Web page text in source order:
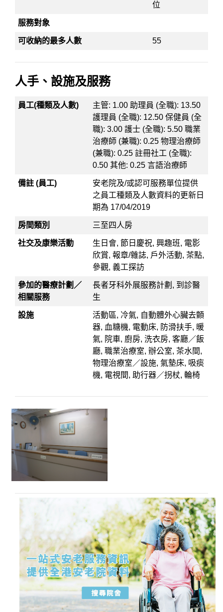
位
服務對象
可收納的最多人數 55
人手、設施及服務
員工(種類及人數)
主管: 1.00 助理員 (全職): 13.50
護理員 (全職): 12.50 保健員 (全
職): 3.00 護士 (全職): 5.50 職業
治療師 (兼職): 0.25 物理治療師
(兼職): 0.25 註冊社工 (全職):
0.50 其他: 0.25 言語治療師
備註 (員工)
安老院及/或認可服務單位提供
之員工種類及人數資料的更新日
期為 17/04/2019
房間類別 三至四人房
社交及康樂活動
生日會, 節日慶祝, 興趣班, 電影
欣賞, 報章/雜誌, 戶外活動, 茶點,
參觀, 義工探訪
參加的醫療計劃／
相關服務
長者牙科外展服務計劃, 到診醫
生
設施
活動區, 冷氣, 自動體外心臟去顫
器, 血糖機, 電動床, 防滑扶手, 暖
氣, 院車, 廚房, 洗衣房, 客廳／飯
廳, 職業治療室, 辦公室, 茶水間,
物理治療室／設施, 氣墊床, 吸痰
機, 電視間, 助行器／拐杖, 輪椅